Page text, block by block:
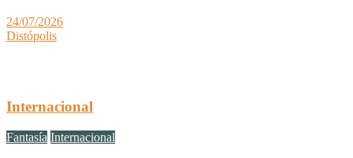
24/07/2026
Distópolis
Internacional
Fantasía Internacional